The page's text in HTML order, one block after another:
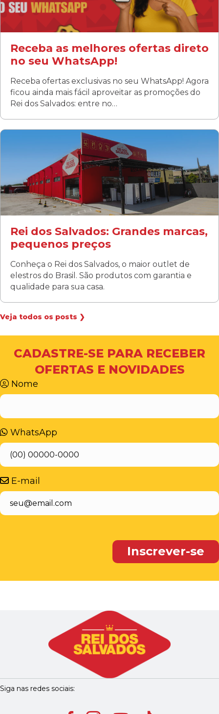
Fanny
Rua Albino Beatriz, 100 - Fanny, Curitiba –PR
Segunda a sábado: 09h00 às 19h00
Domingo: FECHADA
ÚLTIMOS DIAS DE LIQUIDAÇÃO!
(41) 3411-1754
(41) 99249-4620
Receba as melhores ofertas direto
no seu WhatsApp!
Receba ofertas exclusivas no seu WhatsApp! Agora
ficou ainda mais fácil aproveitar as promoções do
Rei dos Salvados: entre no…
Rei dos Salvados: Grandes marcas,
pequenos preços
Conheça o Rei dos Salvados, o maior outlet de
elestros do Brasil. São produtos com garantia e
qualidade para sua casa.
Veja todos os posts ❯
CADASTRE-SE PARA RECEBER
OFERTAS E NOVIDADES
Nome
WhatsApp
E-mail
Siga nas redes sociais: